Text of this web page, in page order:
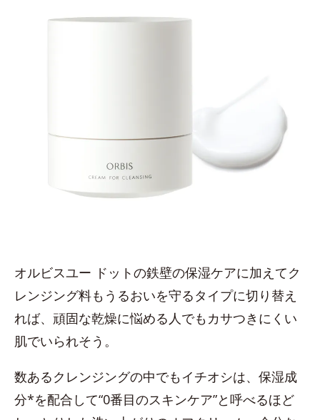
オルビスユー ドットの鉄壁の保湿ケアに加えてク
レンジング料もうるおいを守るタイプに切り替え
れば、頑固な乾燥に悩める人でもカサつきにくい
肌でいられそう。
数あるクレンジングの中でもイチオシは、保湿成
分*を配合して“0番目のスキンケア”と呼べるほど